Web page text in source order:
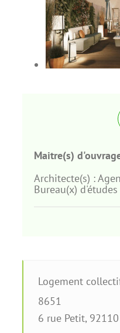
Maitre(s)
Architecte(s) :
Bureau(x) d'études
Logement
8651
6 rue Petit, 92110